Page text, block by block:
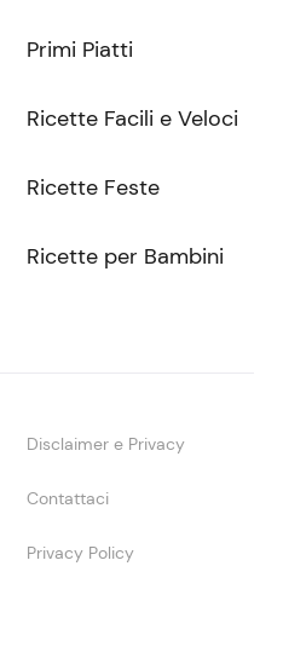
Primi Piatti
Ricette Facili e Veloci
Ricette Feste
Ricette per Bambini
Disclaimer e Privacy
Contattaci
Privacy Policy